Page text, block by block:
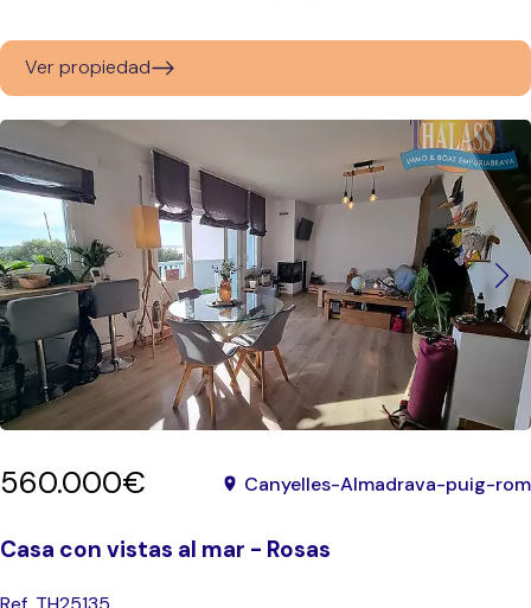
Ver propiedad
560.000€ Canyelles-Almadrava-puig-rom
Casa con vistas al mar - Rosas